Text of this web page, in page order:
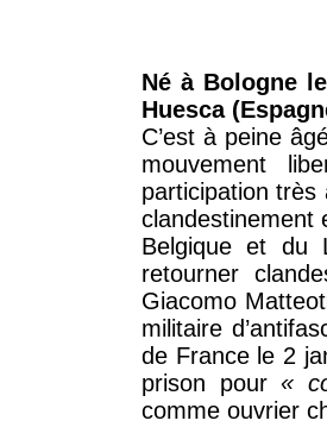
Né à Bologne
Huesca
C’est à peine
mouvement
participation
clandestinement
Belgique et du
retourner
Giacomo
militaire
de France le 2
prison pour«
comme ouvrier